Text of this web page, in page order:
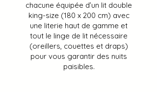
chacune équipée d’un lit double
king-size (180 x 200 cm) avec
une literie haut de gamme et
tout le linge de lit nécessaire
(oreillers, couettes et draps)
pour vous garantir des nuits
paisibles.